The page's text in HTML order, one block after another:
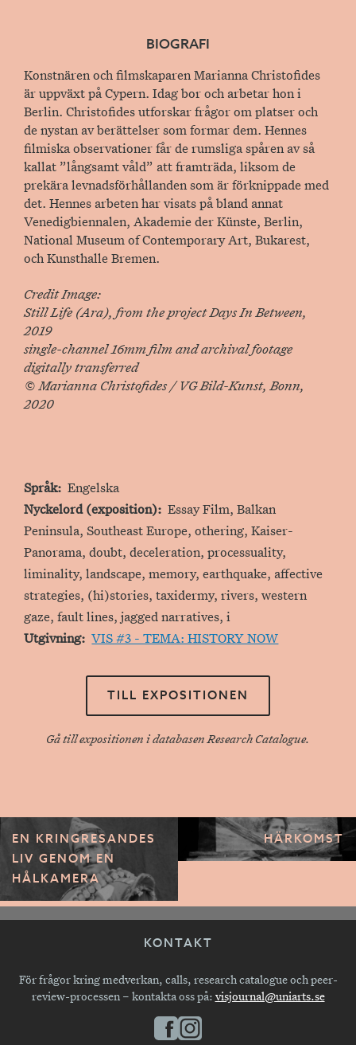
BIOGRAFI
Konstnären och filmskaparen Marianna Christofides
är uppväxt på Cypern. Idag bor och arbetar hon i
Berlin. Christofides utforskar frågor om platser och
de nystan av berättelser som formar dem. Hennes
filmiska observationer får de rumsliga spåren av så
kallat ”långsamt våld” att framträda, liksom de
prekära levnadsförhållanden som är förknippade med
det. Hennes arbeten har visats på bland annat
Venedigbiennalen, Akademie der Künste, Berlin,
National Museum of Contemporary Art, Bukarest,
och Kunsthalle Bremen.
Credit Image:
Still Life (Ara), from the project Days In Between,
2019
single-channel 16mm film and archival footage
digitally transferred
© Marianna Christofides / VG Bild-Kunst, Bonn,
2020
Språk
Engelska
Nyckelord (exposition)
Essay Film, Balkan
Peninsula, Southeast Europe, othering, Kaiser-
Panorama, doubt, deceleration, processuality,
liminality, landscape, memory, earthquake, affective
strategies, (hi)stories, taxidermy, rivers, western
gaze, fault lines, jagged narratives, i
Utgivning
VIS #3 - TEMA: HISTORY NOW
TILL EXPOSITIONEN
Gå till expositionen i databasen Research Catalogue.
EN KRINGRESANDES
LIV GENOM EN
HÅLKAMERA
HÄRKOMST
KONTAKT
För frågor kring medverkan, calls, research catalogue och peer-
review-processen – kontakta oss på: visjournal@uniarts.se